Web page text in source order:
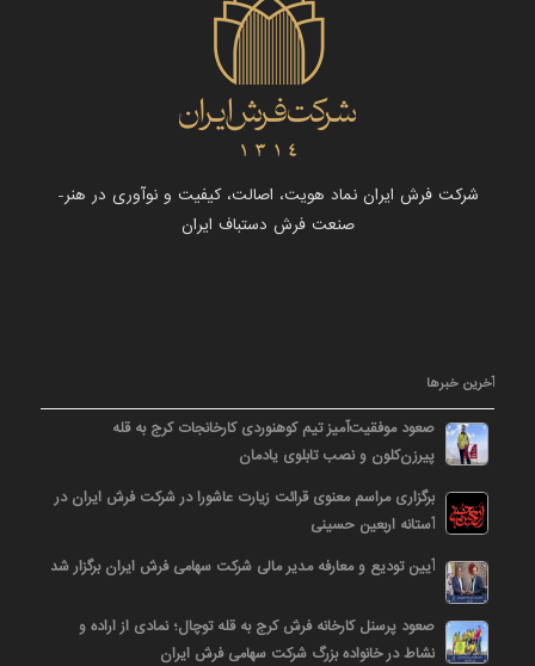
شرکت فرش ایران نماد هویت، اصالت، کیفیت و نوآوری در هنر-
صنعت فرش دستباف ایران
آخرین خبرها
صعود موفقیت‌آمیز تیم کوهنوردی کارخانجات کرج به قله
پیرزن‌کلون و نصب تابلوی یادمان
برگزاری مراسم معنوی قرائت زیارت عاشورا در شرکت فرش ایران در
آستانه اربعین حسینی
آیین تودیع و معارفه مدیر مالی شرکت سهامی فرش ایران برگزار شد
صعود پرسنل کارخانه فرش کرج به قله توچال؛ نمادی از اراده و
نشاط در خانواده بزرگ شرکت سهامی فرش ایران